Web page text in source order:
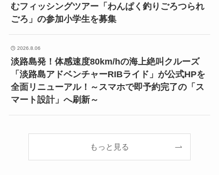
むフィッシングツアー「わんぱく釣りごろつられ
ごろ」の参加小学生を募集
2026.8.06
淡路島発！体感速度80km/hの海上絶叫クルーズ
「淡路島アドベンチャーRIBライド」が公式HPを
全面リニューアル！～スマホで即予約完了の「ス
マート設計」へ刷新～
もっと見る